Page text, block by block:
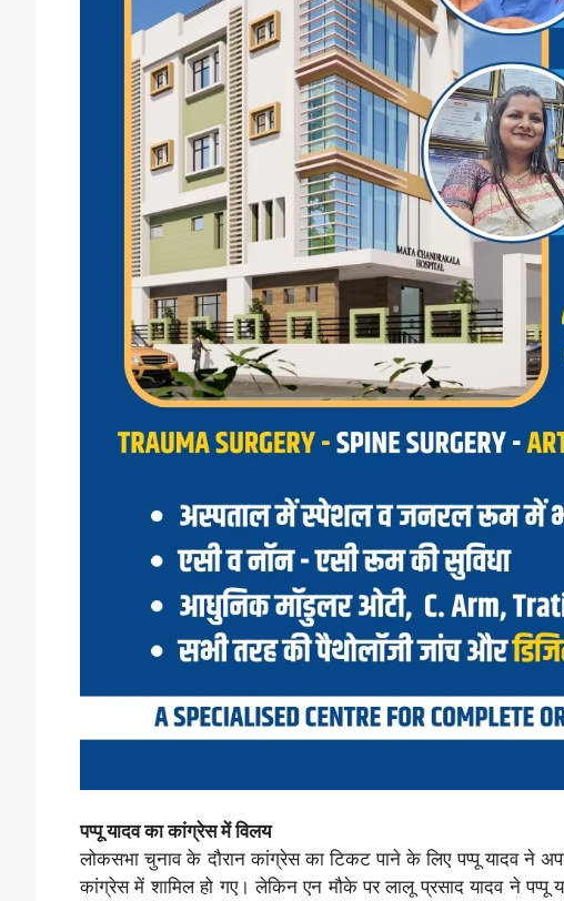
पप्पू यादव का कांग्रेस में विलय
लोकसभा चुनाव के दौरान कांग्रेस का टिकट पाने के लिए पप्पू यादव ने
कांग्रेस में शामिल हो गए। लेकिन एन मौके पर लालू प्रसाद यादव ने पप्पू